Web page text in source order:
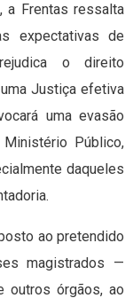
a Frentas ressalta
expectativas de
o direito
Justiça efetiva
uma evasão
Público,
daqueles
ao pretendido
magistrados —
outros órgãos, ao